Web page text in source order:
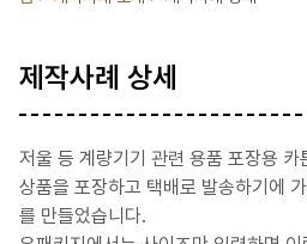
제작사례 상세
저울 등 계량기기 관련 용품 포장용 카
상품을 포장하고 택배로 발송하기에
를 만들었습니다.